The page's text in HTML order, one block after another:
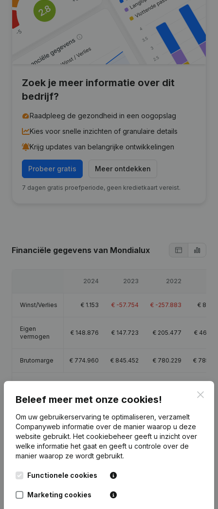
Zoek je meer informatie over dit
bedrijf?
Raadpleeg de gezondheid in een oogopslag
Kies voor snelle inzichten of granulaire details
Krijg updates van belangrijke ontwikkelingen
Probeer gratis Meer ontdekken
7 dagen gratis proefperiode, geen kredietkaart vereist.
Financiële gegevens van Mondialux
2024 2023 2022
Winst/Verlies € 1.153 € -57.754 € -257.883 €
Eigen
vermogen
€ 148.876 € 147.723 € 205.477 €
Brutomarge € 774.960 € 845.452 € 780.229 €
Publicatiesvan Mondialux
Datum Publicatie
05-08-2021 Ontslagnemingen, Benoemingen
Beleef meer met onze cookies!
Om uw gebruikerservaring te optimaliseren, verzamelt
Companyweb informatie over de manier waarop u deze
website gebruikt. Het cookiebeheer geeft u inzicht over
welke informatie het gaat en geeft u controle over de
manier waarop ze wordt gebruikt.
Functionele cookies
Marketing cookies